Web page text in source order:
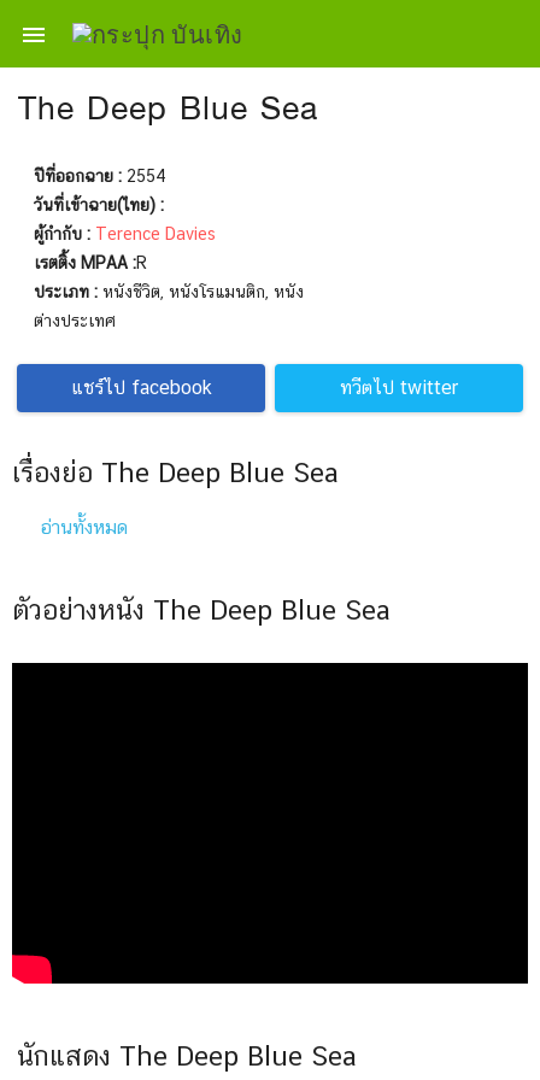

The Deep Blue Sea
ปีที่ออกฉาย : 2554
วันที่เข้าฉาย(ไทย) :
ผู้กำกับ : Terence Davies
เรตติ้ง MPAA :R
ประเภท : หนังชีวิต, หนังโรแมนติก, หนัง
ต่างประเทศ
แชร์ไป facebook ทวีตไป twitter
เรื่องย่อ The Deep Blue Sea
อ่านทั้งหมด
ตัวอย่างหนัง The Deep Blue Sea
นักแสดง The Deep Blue Sea